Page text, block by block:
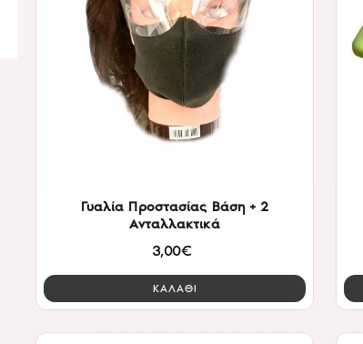
Γυαλία Προστασίας Βάση + 2
Ανταλλακτικά
3,00€
ΚΑΛΑΘΙ